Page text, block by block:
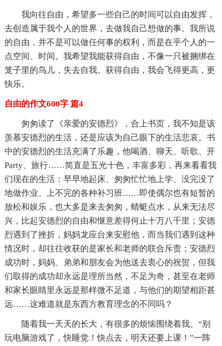
我向往自由，希望多一些自己的时间可以自由发挥，
去创造属于我个人的世界，去做我自己想做的事。我所说
的自由，并不是可以做任何事的权利，而是在乎个人的一
点空间、时间。我希望我能获得自由，不像一只被捆绑在
笼子里的鸟儿，失去自我。获得自由，我会飞得更高，更
快乐。
自由的作文600字 篇4
匆匆读了《亲爱的安德烈》，合上书页，我不知是该
羡慕安德烈的生活，还是应该为自己眼下的生活悲哀。书
中的安德烈的生活充满了乐趣，他喝酒、聊天、听歌、开
Party、旅行……简直是五光十色，丰富多彩，再来看看我
们现在的生活：早早地起床、匆匆忙忙地上学、没完没了
地做作业、上不完的各种补习班……即使偶尔也有短暂的
放松和娱乐，也大多是来去匆匆，蜻蜓点水，从来无法尽
兴，比起安德烈的自由和惬意差得何止十万八千里；安德
烈遇到了挫折，妈妈龙应台来安慰他，而当我们遇到这种
情况时，却往往收获的是家长和老师的联合斥责；安德烈
成功时，妈妈、弟弟和朋友会为他送去衷心的祝贺，但我
们取得的成功却永远是理所当然，不足为奇，甚至在老师
和家长眼睛里永远是那样微不足道，与他们的期望相距甚
远……这难道就是东西方教育理念的不同吗？
随着我一天天的长大，有很多的烦恼围绕着我。“别
玩电脑游戏了，快睡觉！快点去，明天还要上课！”一阵